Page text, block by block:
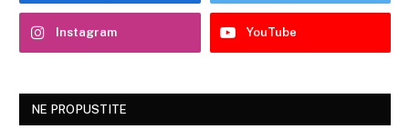
Instagram YouTube
NE PROPUSTITE